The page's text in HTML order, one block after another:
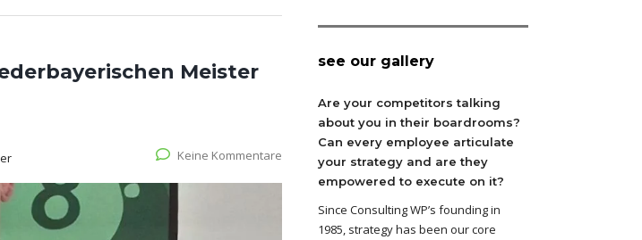
Meister
Keine Kommentare
see our gallery
Are your competitors talking
about you in their boardrooms?
Can every employee articulate
your strategy and are they
empowered to execute on it?
Since Consulting WP’s founding in
1985, strategy has been our core